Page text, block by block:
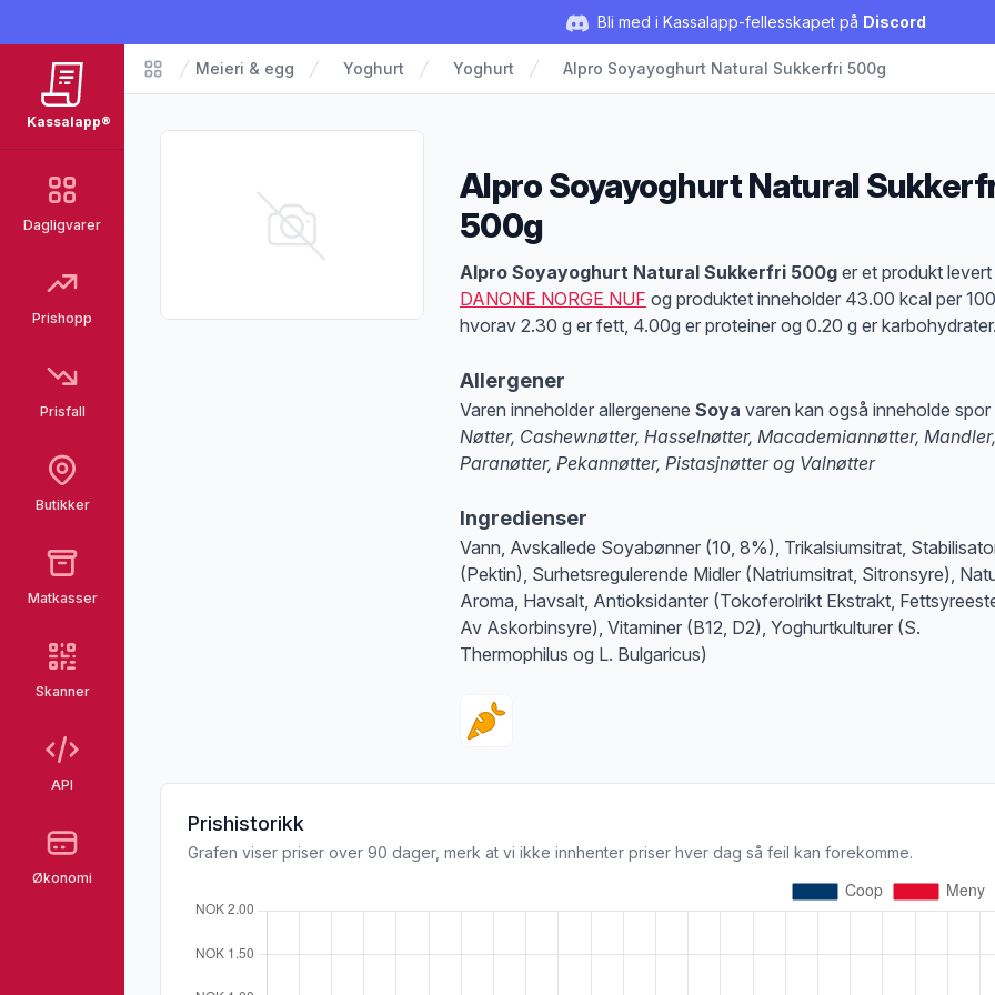
Bli med i Kassalapp-fellesskapet på Discord
Kassalapp®
Dagligvarer
Prishopp
Prisfall
Butikker
Matkasser
Skanner
API
Økonomi
Matvarer
Meieri & egg Yoghurt Yoghurt Alpro Soyayoghurt Natural Sukkerfri 500g
Alpro Soyayoghurt Natural
500g
Produktbeskrivelse
Alpro Soyayoghurt Natural Sukkerfri 500g er et produkt
DANONE NORGE NUF og produktet inneholder 43.00 kcal per
hvorav 2.30 g er fett, 4.00g er proteiner og 0.20 g er karbohydrater.
Allergener
Varen inneholder allergenene Soya varen kan også inneholde spor
Nøtter, Cashewnøtter, Hasselnøtter, Macademiannøtter, Mandler,
Paranøtter, Pekannøtter, Pistasjnøtter og Valnøtter
at denne informasjonen er bare til informasjon, sjekk pakkningen og
Ingredienser
Vann, Avskallede Soyabønner (10, 8%), Trikalsiumsitrat,
(Pektin), Surhetsregulerende Midler (Natriumsitrat, Sitronsyre),
Aroma, Havsalt, Antioksidanter (Tokoferolrikt Ekstrakt,
Av Askorbinsyre), Vitaminer (B12, D2), Yoghurtkulturer (S.
Thermophilus og L. Bulgaricus)
Prishistorikk
Grafen viser priser over 90 dager, merk at vi ikke innhenter priser hver dag så feil kan forekomme.